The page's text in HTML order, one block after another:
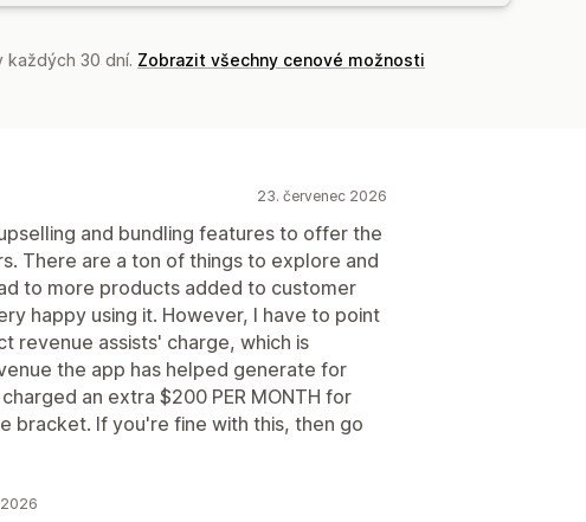
každých 30 dní. Zobrazit všechny cenové možnosti
23. červenec 2026
and bundling features to offer the
There are a ton of things to explore and
to more products added to customer
happy using it. However, I have to point
revenue assists' charge, which is
the app has helped generate for
an extra $200 PER MONTH for
bracket. If you're fine with this, then go